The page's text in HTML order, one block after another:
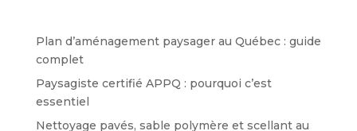
Plan d’aménagement paysager au Québec : guide
complet
Paysagiste certifié APPQ : pourquoi c’est
essentiel
Nettoyage pavés, sable polymère et scellant au